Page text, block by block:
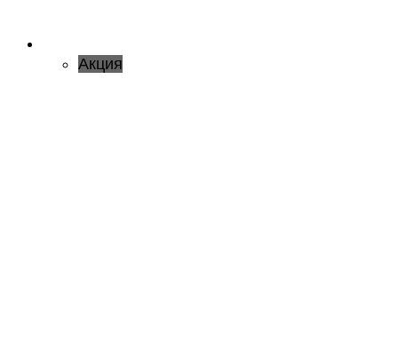
Акция